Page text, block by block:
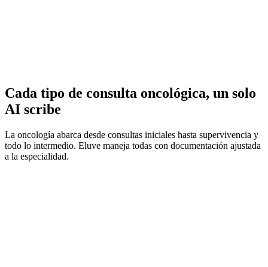
Cada tipo de consulta oncológica, un solo
AI scribe
La oncología abarca desde consultas iniciales hasta supervivencia y
todo lo intermedio. Eluve maneja todas con documentación ajustada
a la especialidad.